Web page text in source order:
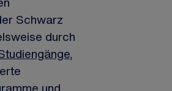
Schwarz
durch
,